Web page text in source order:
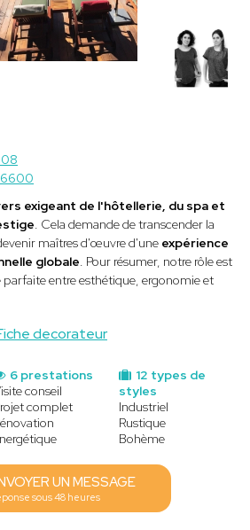
decorateur
exigeant de l'hôtellerie, du spa et
. Cela demande de transcender la
maîtres d'œuvre d'une expérience
globale . Pour résumer, notre rôle est
entre esthétique, ergonomie et
12 types de
styles
Industriel
Rustique
Bohème
6 prestations
conseil
complet
UN MESSAGE
sous 48 heures